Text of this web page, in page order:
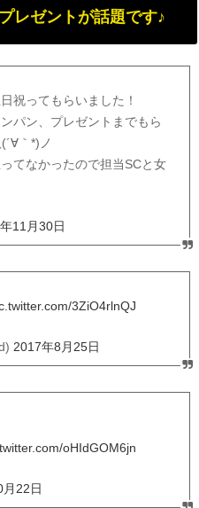
レゼントが話題です♪
祝ってもらいました！
パン、プレゼントまでもら
｀*)ノ
てなかったので担当SCと女
11月30日
3ZiO4rlnQJ
2017年8月25日
oHIdGOM6jn
22日